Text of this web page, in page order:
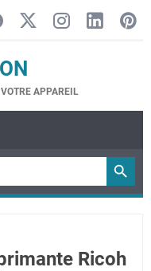
APPAREIL
Ricoh